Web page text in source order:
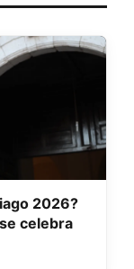
2026?
celebra